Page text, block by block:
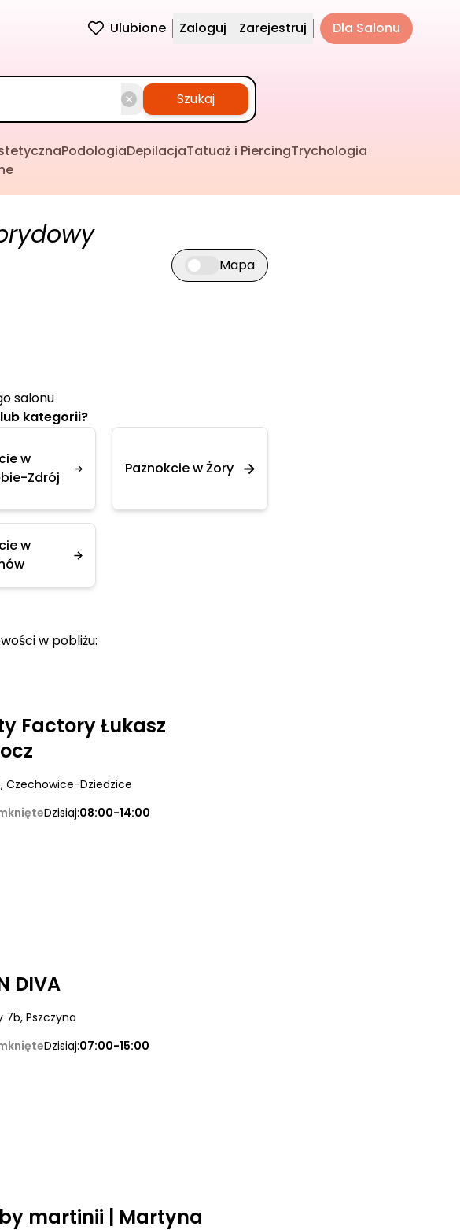
Ulubione Zaloguj Zarejestruj Dla Salonu
Szukaj
PodologiaDepilacjaTatuaż i PiercingTrychologia
Przełącz widok mapy
Mapa
salonu
kategorii?
w
Zdrój
Paznokcie w Żory
w
w pobliżu:
Factory Łukasz
, Czechowice-Dziedzice
Dzisiaj:08:00-14:00
DIVA
7b, Pszczyna
Dzisiaj:07:00-15:00
martinii | Martyna